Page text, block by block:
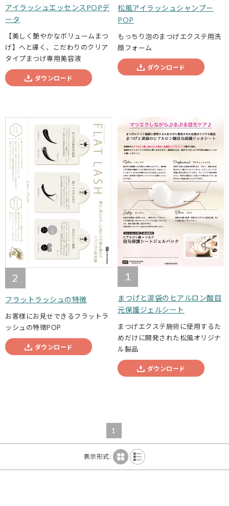
アイラッシュエッセンスPOPデ
ータ
【美しく艶やかなボリュームまつ
げ】へと導く、こだわりのクリア
タイプまつげ専用美容液
ダウンロード
松風アイラッシュシャンプー
POP
もっちり泡のまつげエクステ用洗
顔フォーム
ダウンロード
2
フラットラッシュの特徴
お客様にお見せできるフラットラ
ッシュの特徴POP
ダウンロード
1
まつげと涙袋のヒアルロン酸目
元保護ジェルシート
まつげエクステ施術に使用するた
めだけに開発された松風オリジナ
ル製品
ダウンロード
1
表示形式: